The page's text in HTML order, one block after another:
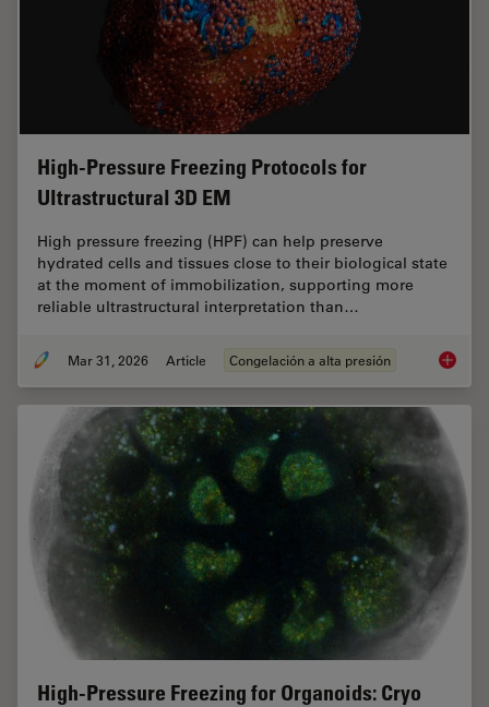
High-Pressure Freezing Protocols for
Ultrastructural 3D EM
High pressure freezing (HPF) can help preserve
hydrated cells and tissues close to their biological state
at the moment of immobilization, supporting more
reliable ultrastructural interpretation than…
Mar 31, 2026 Article Congelación a alta presión High-
High-Pressure Freezing for Organoids: Cryo